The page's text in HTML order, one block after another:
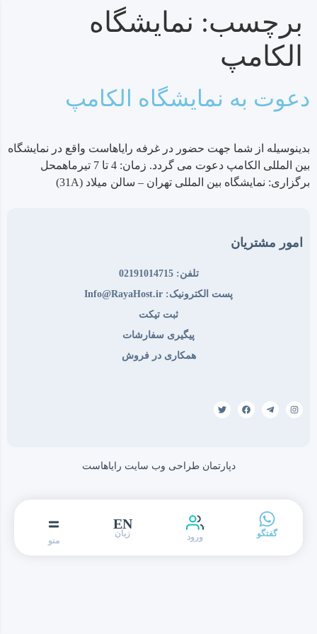
برچسب: نمایشگاه
الکامپ
دعوت به نمایشگاه الکامپ
بدینوسیله از شما جهت حضور در غرفه رایاهاست واقع در نمایشگاه
بین المللی الکامپ دعوت می گردد. زمان: 4 تا 7 تیرماهمحل
برگزاری: نمایشگاه بین المللی تهران – سالن میلاد (31A)
امور مشتریان
تلفن: 02191014715
پست الکترونیک: Info@RayaHost.ir
ثبت تیکت
پیگیری سفارشات
همکاری در فروش
دپارتمان طراحی وب سایت رایاهاست
گفتگو ورود
EN
زبان
منو